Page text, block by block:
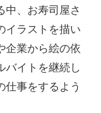
中、お寿司屋さ
イラストを描い
企業から絵の依
バイトを継続し
仕事をするよう